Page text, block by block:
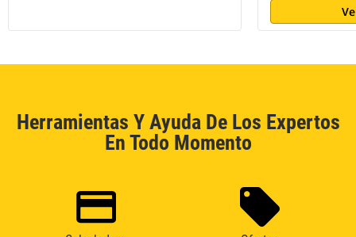
Herramientas Y Ayuda De Los Expertos
En Todo Momento